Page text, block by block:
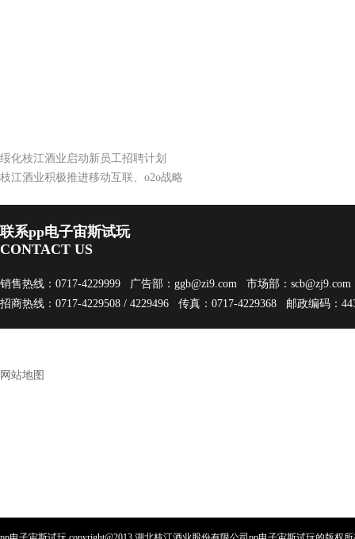
绥化枝江酒业启动新员工招聘计划
枝江酒业积极推进移动互联、o2o战略
联系pp电子宙斯试玩
CONTACT US
销售热线：0717-4229999 广告部： ggb@zi9.com 市场部： scb@zj9.com
招商热线：0717-4229508 / 4229496 传真：0717-4229368 邮政编码：
网站地图